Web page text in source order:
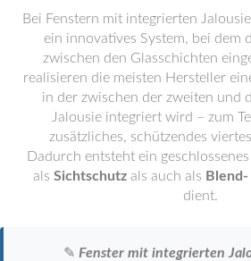
Bei Fenstern mit integrierten
ein innovatives System, bei dem
zwischen den Glasschichten
realisieren die meisten Hersteller
in der zwischen der zweiten und
Jalousie integriert wird – zum
zusätzliches, schützendes
Dadurch entsteht ein
als Sichtschutz als auch als
dient.
✎ Fenster mit integrierten